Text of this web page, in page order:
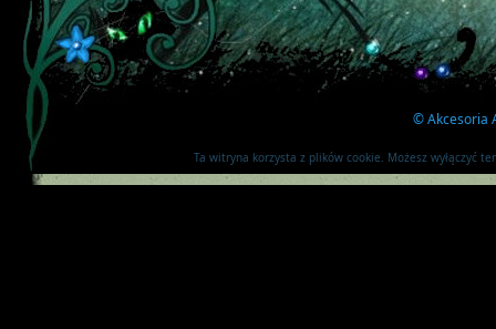
©Akcesoria
Ta witryna korzysta z plików cookie. Możesz wyłączyć